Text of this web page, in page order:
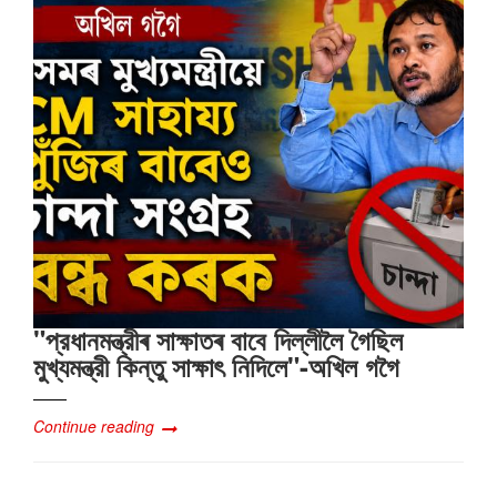
"প্রধানমন্ত্রীৰ সাক্ষাতৰ বাবে দিল্লীলৈ গৈছিল
মুখ্যমন্ত্রী কিন্তু সাক্ষাৎ‍ নিদিলে"-অখিল গগৈ
Continue reading